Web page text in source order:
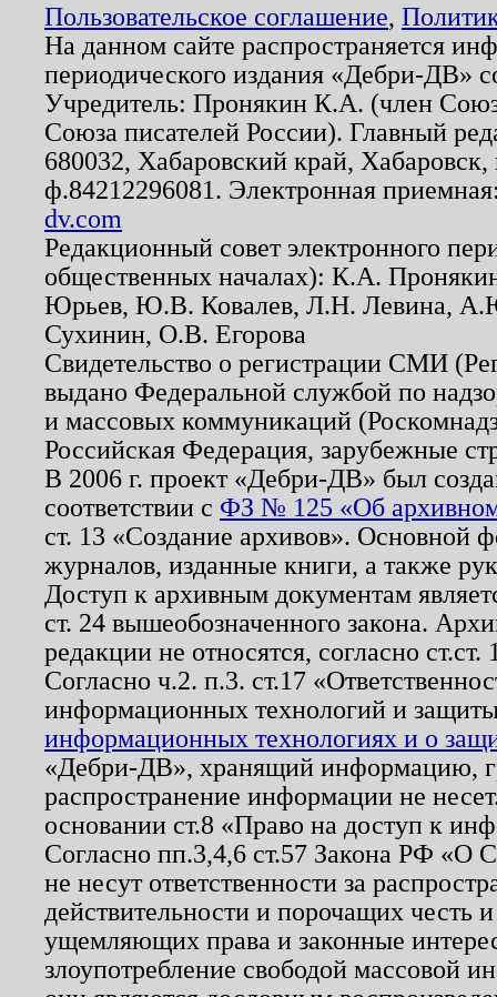
Пользовательское соглашение,
На данном сайте распространяется
периодического издания «Дебри-ДВ»
Учредитель: Пронякин К.А. (член
Союза писателей России). Главный
680032, Хабаровский край,
ф.84212296081. Электронная
dv.com
Редакционный совет электронного
общественных началах): К.А.
Юрьев, Ю.В. Ковалев, Л.Н. Левина,
Сухинин, О.В. Егорова
Свидетельство о регистрации СМИ
выдано Федеральной службой по
и массовых коммуникаций
Российская Федерация, зарубежные
В 2006 г. проект «Дебри-ДВ» был
соответствии с ФЗ № 125 «Об
ст. 13 «Создание архивов». Основной
журналов, изданные книги, а также
Доступ к архивным документам
ст. 24 вышеобозначенного закона.
редакции не относятся, согласно
Согласно ч.2. п.3. ст.17
информационных технологий и
информационных технологиях и о
«Дебри-ДВ», хранящий информацию,
распространение информации не
основании ст.8 «Право на доступ к
Согласно пп.3,4,6 ст.57 Закона РФ «О
не несут ответственности за
действительности и порочащих честь
ущемляющих права и законные
злоупотребление свободой массовой